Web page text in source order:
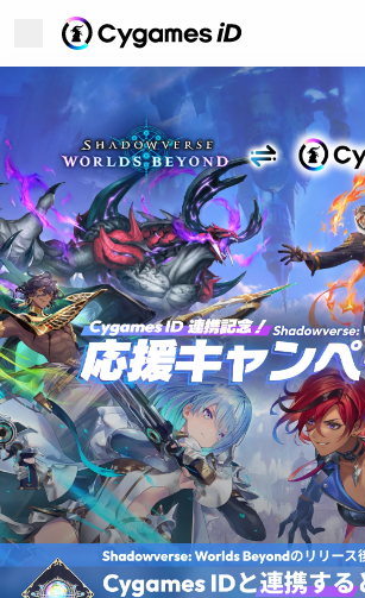
メニューを開く Cygames ID (サイゲームスID)
ユーザーサポート
このサイトについて
プライバシーポリシー
利用規約
商標について